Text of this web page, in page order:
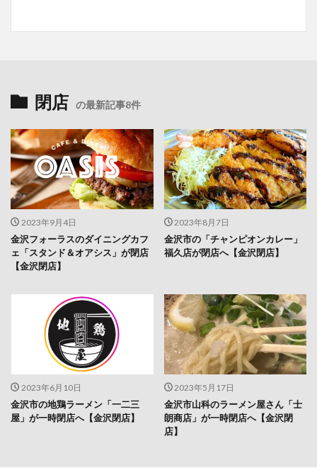
閉店 の最新記事8件
2023年9月4日
金沢フォーラスのダイニングカフ
ェ「スタンド＆オアシス」が閉店
【金沢閉店】
2023年8月7日
金沢市の「チャンピオンカレー」
福久店が閉店へ【金沢閉店】
2023年6月10日
金沢市の地鶏ラーメン「一二三
屋」が一時閉店へ【金沢閉店】
2023年5月17日
金沢市山科のラーメン屋さん「士
朗商店」が一時閉店へ【金沢閉
店】